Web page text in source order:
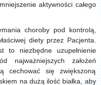
aktywności całego
choroby pod kontrolą,
diety przez Pacjenta.
to niezbędne uzupełnienie
najważniejszych założeń
cechować się zwiększoną
na dużą ilość białka, aby